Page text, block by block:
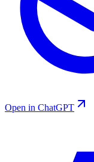
Open in ChatGPT